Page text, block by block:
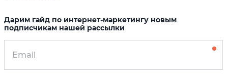
Дарим гайд по интернет-маркетингу новым
подписчикам нашей рассылки